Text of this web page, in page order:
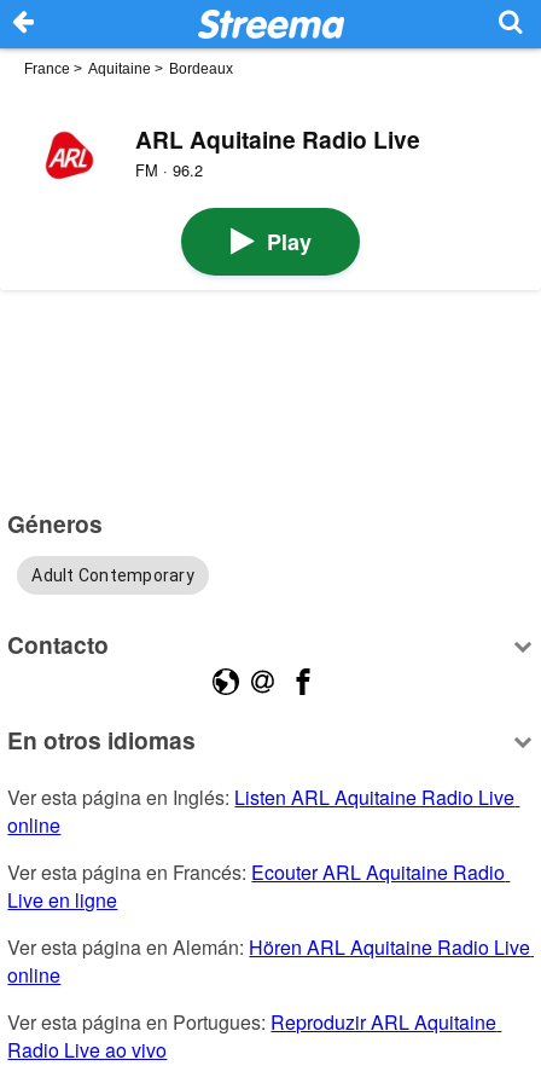
France > Aquitaine > Bordeaux
ARL Aquitaine Radio Live
FM · 96.2
Play
Géneros
Adult Contemporary
Contacto
En otros idiomas
Ver esta página en Inglés: Listen ARL Aquitaine Radio Live
online
Ver esta página en Francés: Ecouter ARL Aquitaine Radio
Live en ligne
Ver esta página en Alemán: Hören ARL Aquitaine Radio Live
online
Ver esta página en Portugues: Reproduzir ARL Aquitaine
Radio Live ao vivo